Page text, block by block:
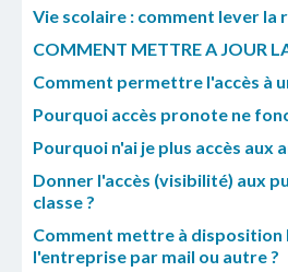
Vie scolaire : comment lever
COMMENT METTRE A JOUR
Comment permettre l'accès à
Pourquoi accès pronote ne
Pourquoi n'ai je plus accès aux
Donner l'accès (visibilité) aux
classe ?
Comment mettre à disposition
l'entreprise par mail ou autre ?